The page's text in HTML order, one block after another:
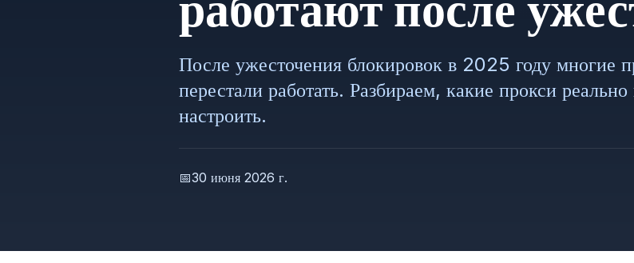
После ужесточения блокировок в 2025 году многие
перестали работать. Разбираем, какие прокси
настроить.
📅30 июня 2026 г.